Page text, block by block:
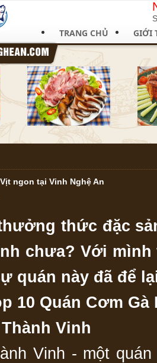
TRANG CHỦ GIỚI
ngon tại Vinh Nghệ An
thức đặc
chưa? Với
quán này đã để
10 Quán Cơm
Vinh
Vinh - một